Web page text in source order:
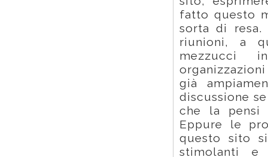
fatto questo
sorta di
riunioni, a
mezzucci
già
discussione
che la pensi
Eppure le
questo sito
stimolanti e